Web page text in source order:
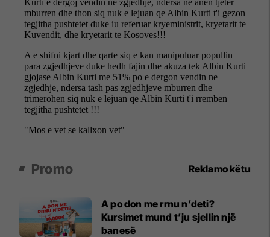
Promo Reklamo këtu
A po don me rrnu n’deti?
Kursimet mund t’ju sjellin një
banesë